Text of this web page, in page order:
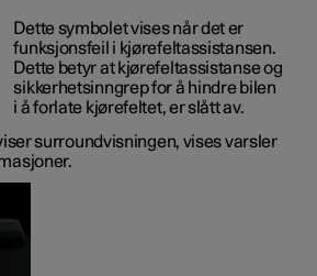
Dette symbolet vises når det er
funksjonsfeil i kjørefeltassistansen.
Dette betyr at kjørefeltassistanse og
sikkerhetsinngrep for å hindre bilen
i å forlate kjørefeltet, er slått av.
surroundvisningen, vises varsler